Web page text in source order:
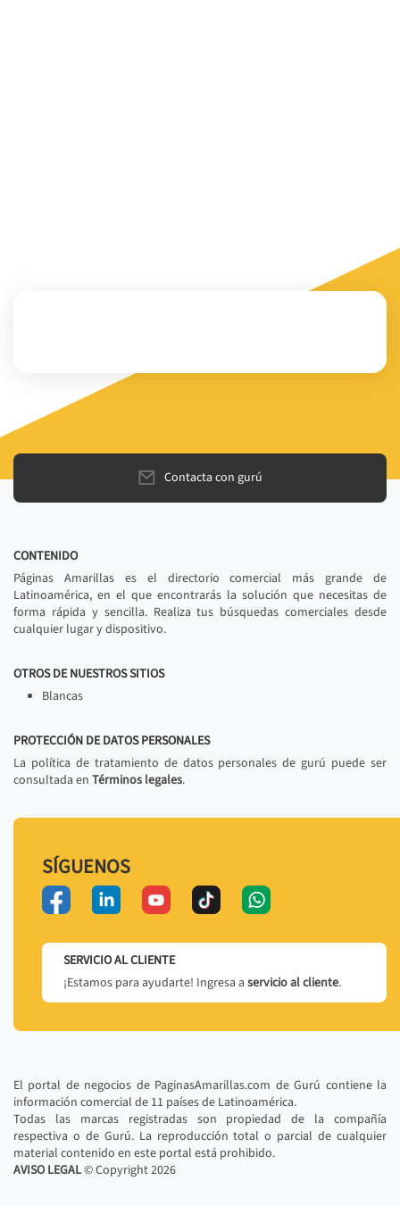
Contacta con gurú
CONTENIDO
Páginas Amarillas es el directorio comercial más grande de
Latinoamérica, en el que encontrarás la solución que necesitas de
forma rápida y sencilla. Realiza tus búsquedas comerciales desde
cualquier lugar y dispositivo.
OTROS DE NUESTROS SITIOS
Blancas
PROTECCIÓN DE DATOS PERSONALES
La política de tratamiento de datos personales de gurú puede ser
consultada en Términos legales.
SÍGUENOS
SERVICIO AL CLIENTE
¡Estamos para ayudarte! Ingresa a servicio al cliente.
El portal de negocios de PaginasAmarillas.com de Gurú contiene la
información comercial de 11 países de Latinoamérica.
Todas las marcas registradas son propiedad de la compañía
respectiva o de Gurú. La reproducción total o parcial de cualquier
material contenido en este portal está prohibido.
AVISO LEGAL© Copyright2026